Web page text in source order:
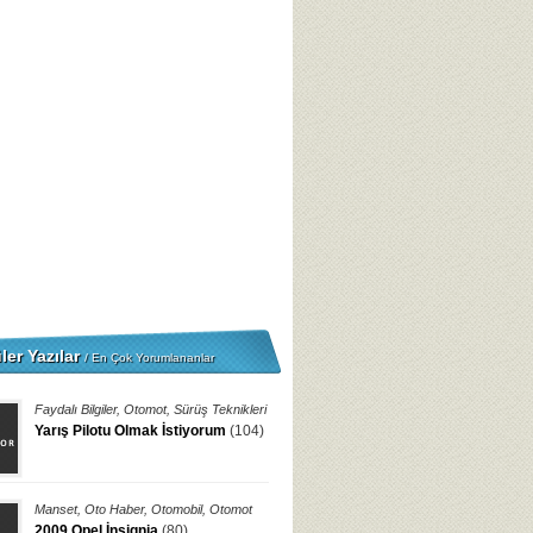
Yazılar/ En Çok Yorumlananlar
Faydalı Bilgiler, Otomot, Sürüş Teknikleri
Yarış Pilotu Olmak İstiyorum (104)
Manset, Oto Haber, Otomobil, Otomot